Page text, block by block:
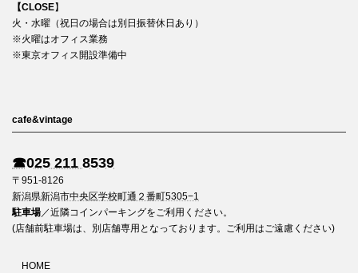
【CLOSE】
火・水曜（祝日の場合は別日振替休日あり）
※火曜はオフィス業務
※東京オフィス開設準備中
cafe&vintage
☎︎025 211 8539
〒951-8126
新潟県新潟市中央区学校町通２番町5305−1
駐車場／近隣コインパーキングをご利用ください。
(店舗前駐車場は、別店舗専用となっております。ご利用はご遠慮ください)
HOME